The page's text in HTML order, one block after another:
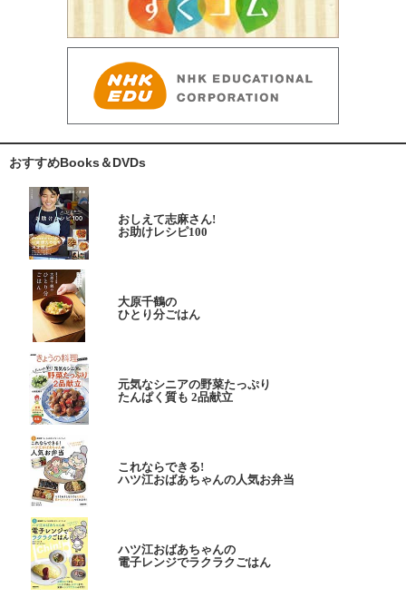
おすすめBooks＆DVDs
おしえて志麻さん!
お助けレシピ100
大原千鶴の
ひとり分ごはん
元気なシニアの野菜たっぷり
たんぱく質も 2品献立
これならできる!
ハツ江おばあちゃんの人気お弁当
ハツ江おばあちゃんの
電子レンジでラクラクごはん